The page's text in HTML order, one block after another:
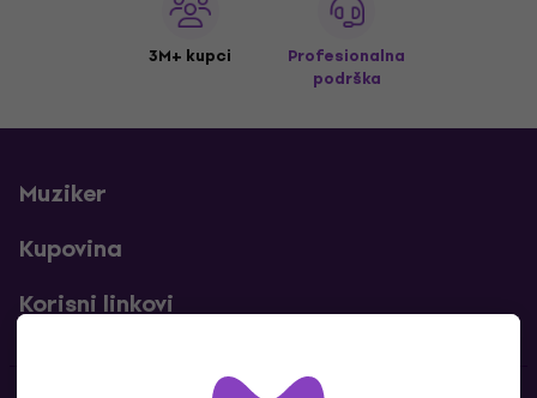
3M+ kupci
Profesionalna
podrška
Muziker
Kupovina
Korisni linkovi